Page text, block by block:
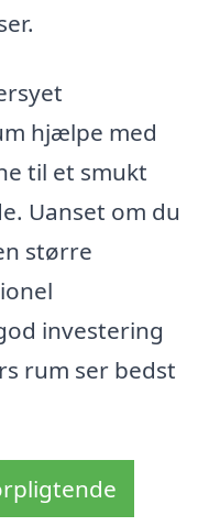
hjælpe med
til et smukt
Uanset om du
større
investering
rum ser bedst